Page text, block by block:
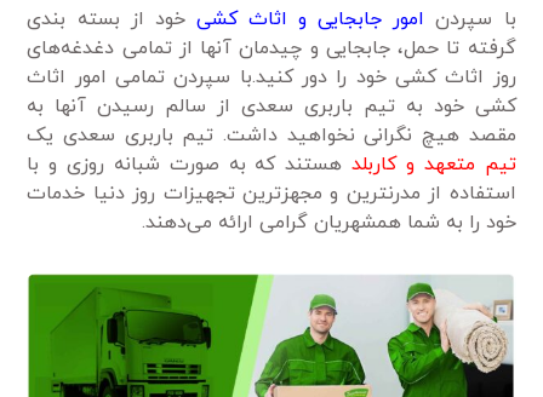
با سپردن امور جابجایی و اثاث کشی خود از بسته بندی
گرفته تا حمل، جابجایی و چیدمان آنها از تمامی دغدغه‌های
روز اثاث کشی خود را دور کنید.با سپردن تمامی امور اثاث
کشی خود به تیم باربری سعدی از سالم رسیدن آنها به
مقصد هیچ نگرانی نخواهید داشت. تیم باربری سعدی یک
تیم متعهد و کاربلدهستند که به صورت شبانه روزی و با
استفاده از مدرنترین و مجهزترین تجهیزات روز دنیا خدمات
خود را به شما همشهریان گرامی ارائه می‌دهند.